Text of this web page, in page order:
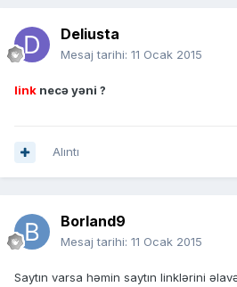
Deliusta
Mesaj tarihi: 11 Ocak 2015
link necə yəni ?
Alıntı
Borland9
Mesaj tarihi: 11 Ocak 2015
Saytın varsa həmin saytın linklərini